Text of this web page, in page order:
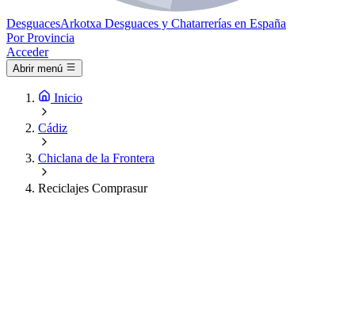
DesguacesArkotxa Desguaces y Chatarrerías en España
Por Provincia
Acceder
Abrir menú
Inicio
Cádiz
Chiclana de la Frontera
Reciclajes Comprasur